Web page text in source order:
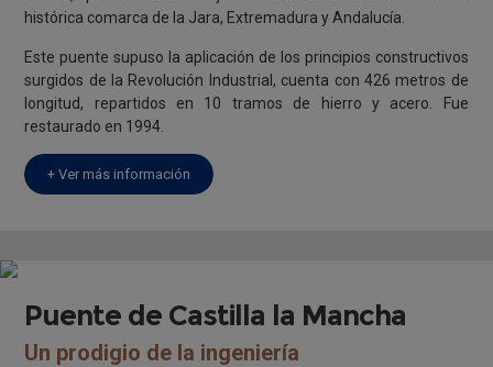
histórica comarca de la Jara, Extremadura y Andalucía.
Este puente supuso la aplicación de los principios constructivos
surgidos de la Revolución Industrial, cuenta con 426 metros de
longitud, repartidos en 10 tramos de hierro y acero. Fue
restaurado en 1994.
+ Ver más información
Puente de Castilla la Mancha
Un prodigio de la ingeniería